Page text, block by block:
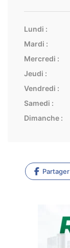
Lundi :
Mardi :
Mercredi :
Jeudi :
Vendredi :
Samedi :
Dimanche :
Partager